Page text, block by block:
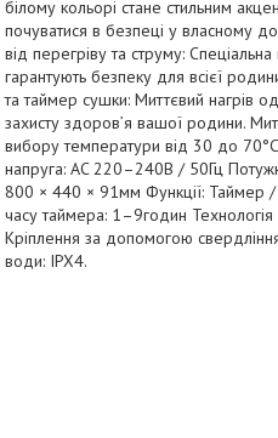
білому кольорі стане стильним
почуватися в безпеці у власному
від перегріву та струму:
гарантують безпеку для всієї
та таймер сушки: Миттєвий нагрів
захисту здоров’я вашої родини.
вибору температури від 30 до 70°C
напруга: AC 220–240В / 50Гц
800 × 440 × 91мм Функції: Таймер /
часу таймера: 1–9годин
Кріплення за допомогою
води: IPX4.